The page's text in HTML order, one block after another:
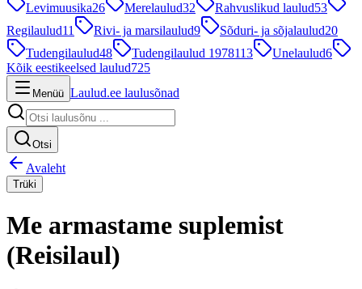
Levimuusika26 Merelaulud32 Rahvuslikud laulud53
Regilaulud11 Rivi- ja marsilaulud9 Sõduri- ja sõjalaulud20
Tudengilaulud48 Tudengilaulud 1978113 Unelaulud6
Kõik eestikeelsed laulud725
Menüü Laulud.ee laulusõnad
Otsi
Avaleht
Trüki
Me armastame suplemist
(Reisilaul)